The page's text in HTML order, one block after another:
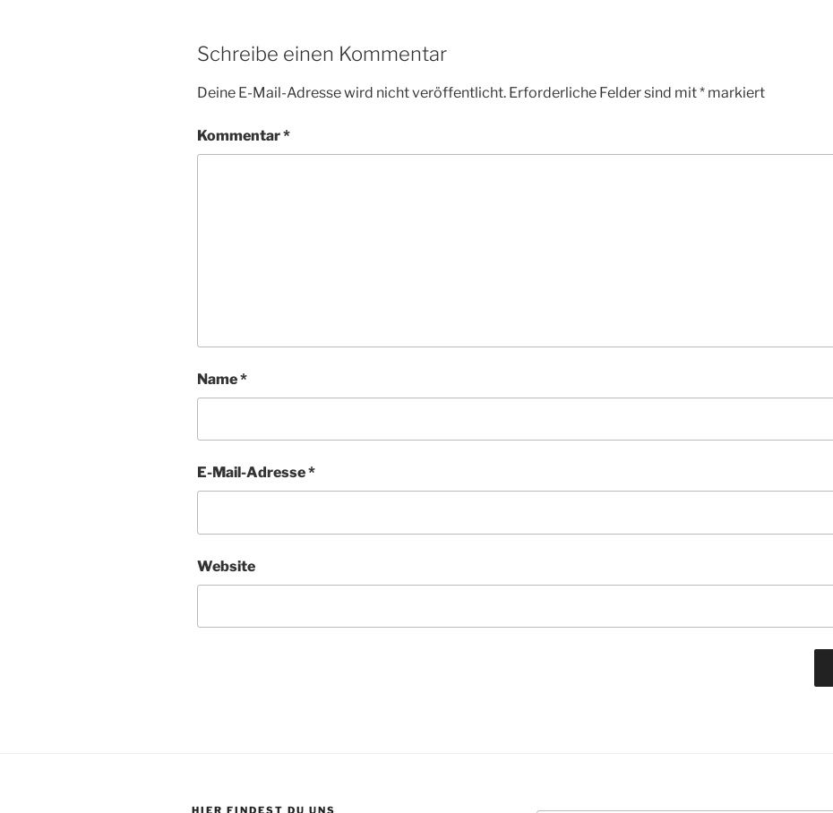
Schreibe einen Kommentar
Deine E-Mail-Adresse wird nicht veröffentlicht. Erforderliche Felder sind mit* markiert
Kommentar*
Name*
E-Mail-Adresse*
Website